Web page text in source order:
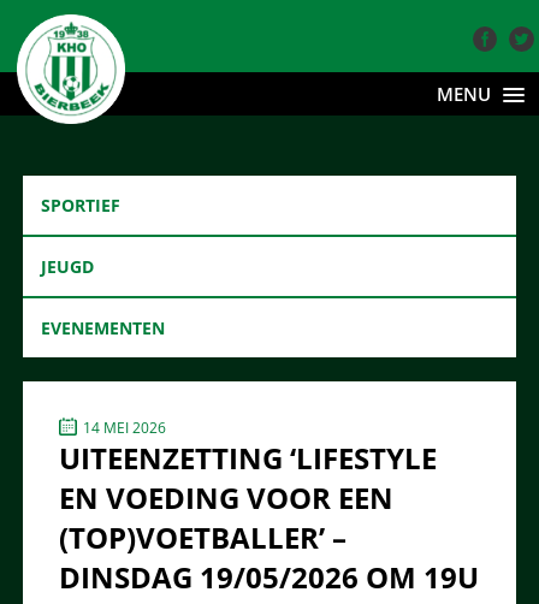
MENU
SPORTIEF
JEUGD
EVENEMENTEN
14 MEI 2026
UITEENZETTING ‘LIFESTYLE
EN VOEDING VOOR EEN
(TOP)VOETBALLER’ –
DINSDAG 19/05/2026 OM 19U